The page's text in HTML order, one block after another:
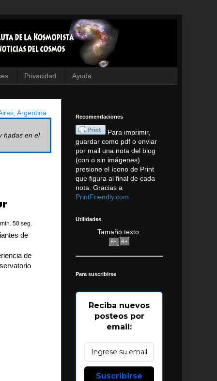
Privacidad Ayuda
Argentina
hadas en el
50 seg.
de
de
Recomendaciones
Para imprimir,
guardar como pdf o enviar
por mail una nota del blog
(con o sin imágenes)
presione el ícono de Print
que figura al final de cada
nota. Gracias a
PrintFriendly.com
Utilidades
Tamaño texto:
Para suscribirse
Reciba nuevos
posteos por
email:
Suscribirse